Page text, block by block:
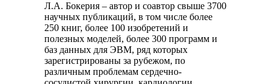
Л.А. Бокерия – автор и соавтор свыше 3700
научных публикаций, в том числе более
250 книг, более 100 изобретений и
полезных моделей, более 300 программ и
баз данных для ЭВМ, ряд которых
зарегистрированы за рубежом, по
различным проблемам сердечно-